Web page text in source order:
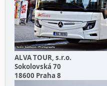
ALVA TOUR, s.r.o.
Sokolovská 70
18600 Praha 8